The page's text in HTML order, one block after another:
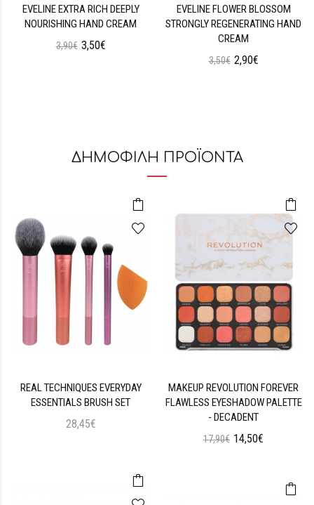
EVELINE EXTRA RICH DEEPLY
NOURISHING HAND CREAM
3,90€ 3,50€
EVELINE FLOWER BLOSSOM
STRONGLY REGENERATING HAND
CREAM
3,50€ 2,90€
ΔΗΜΟΦΙΛΗ ΠΡΟΪΟΝΤΑ
REAL TECHNIQUES EVERYDAY
ESSENTIALS BRUSH SET
28,45€
MAKEUP REVOLUTION FOREVER
FLAWLESS EYESHADOW PALETTE
- DECADENT
17,90€ 14,50€